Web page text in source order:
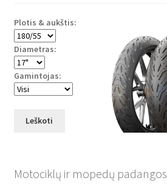
Plotis & aukštis:
Diametras:
Gamintojas:
Leškoti
Motociklų ir mopedų padangos